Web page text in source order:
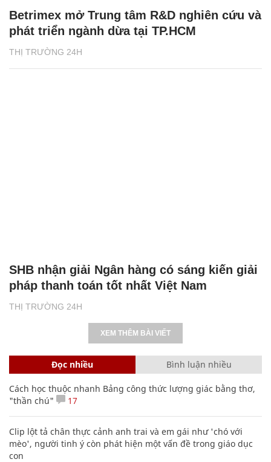
THỊ TRƯỜNG 24H
Betrimex mở Trung tâm R&D nghiên cứu và
phát triển ngành dừa tại TP.HCM
THỊ TRƯỜNG 24H
SHB nhận giải Ngân hàng có sáng kiến giải
pháp thanh toán tốt nhất Việt Nam
XEM THÊM BÀI VIẾT
Đọc nhiều Bình luận nhiều
Cách học thuộc nhanh Bảng công thức lượng giác bằng thơ,
"thần chú"
17
Clip lột tả chân thực cảnh anh trai và em gái như 'chó với
mèo', người tinh ý còn phát hiện một vấn đề trong giáo dục
con